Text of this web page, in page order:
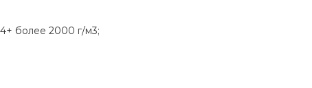
более 2000 г/м3;